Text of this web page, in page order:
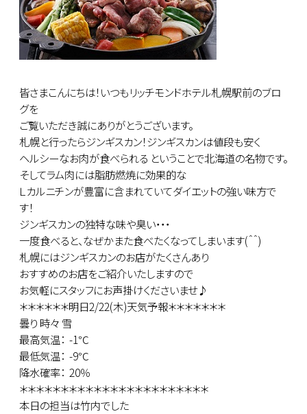
皆さまこんにちは！いつもリッチモンドホテル札幌駅前のブロ
グを
ご覧いただき誠にありがとうございます。
札幌と行ったらジンギスカン！ジンギスカンは値段も安く
ヘルシーなお肉が食べられる ということで北海道の名物です。
そしてラム肉には脂肪燃焼に効果的な
Ｌカルニチンが豊富に含まれていてダイエットの強い味方で
す！
ジンギスカンの独特な味や臭い・・・
一度食べると、なぜかまた食べたくなってしまいます(＾＾)
札幌にはジンギスカンのお店がたくさんあり
おすすめのお店をご紹介いたしますので
お気軽にスタッフにお声掛けくださいませ♪
＊＊＊＊＊＊明日2/22(木)天気予報＊＊＊＊＊＊＊
曇り 時々 雪
最高気温： -1℃
最低気温： -9℃
降水確率： 20％
＊＊＊＊＊＊＊＊＊＊＊＊＊＊＊＊＊＊＊＊＊＊＊
本日の担当は竹内でした